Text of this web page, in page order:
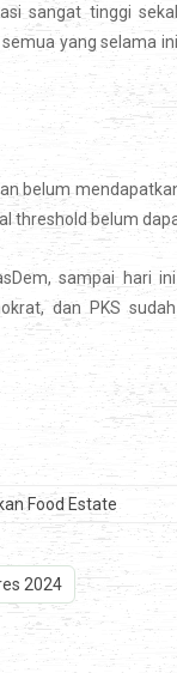
sangat tinggi
yang selama
belum
threshold belum
sampai hari
dan PKS
Food Estate
2024